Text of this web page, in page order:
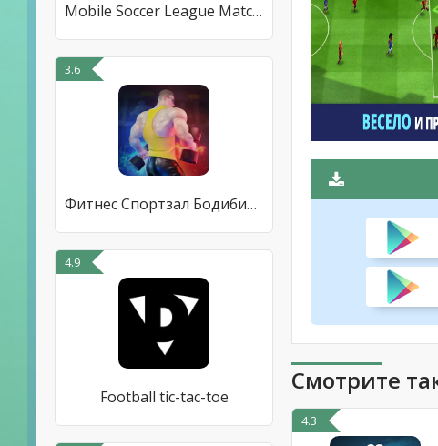
Mobile Soccer League Match 202
3.6
Фитнес Спортзал Бодибилдинг
4.9
Football tic-tac-toe
Смотрите
4.3